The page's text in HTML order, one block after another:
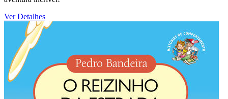
Ver Detalhes